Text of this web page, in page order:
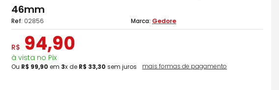
46mm
: 02856 Gedore
R$ 94,90
à vista no Pix
Ou R$ 99,90 em 3x de R$ 33,30 sem juros mais formas de pagamento